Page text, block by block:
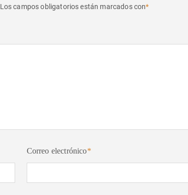
Los campos obligatorios están marcados con*
Correo electrónico*